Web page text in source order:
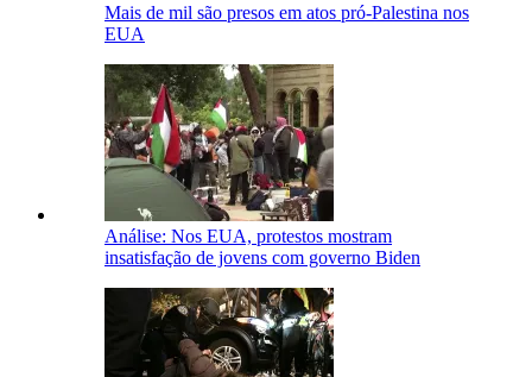
Mais de mil são presos em atos pró-Palestina nos
EUA
Análise: Nos EUA, protestos mostram
insatisfação de jovens com governo Biden